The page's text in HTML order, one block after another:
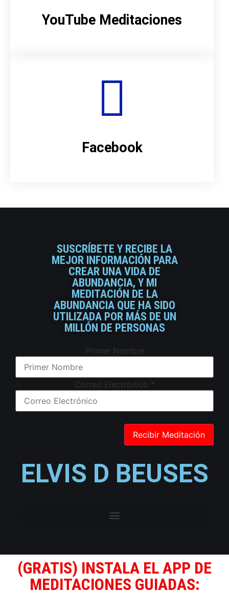
YouTube Meditaciones
Facebook
SUSCRÍBETE Y RECIBE LA
MEJOR INFORMACIÓN PARA
CREAR UNA VIDA DE
ABUNDANCIA, Y MI
MEDITACIÓN DE LA
ABUNDANCIA QUE HA SIDO
UTILIZADA POR MÁS DE UN
MILLÓN DE PERSONAS
Primer Nombre
Correo Electrónico *
ELVIS D BEUSES
(GRATIS) INSTALA EL APP DE
MEDITACIONES GUIADAS: